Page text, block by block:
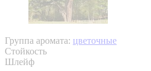
Группа аромата: цветочные
Стойкость
Шлейф